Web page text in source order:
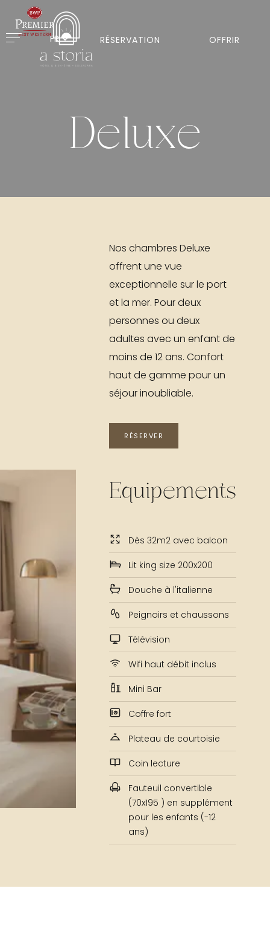
FR RÉSERVATION OFFRIR
Deluxe
Nos chambres Deluxe
offrent une vue
exceptionnelle sur le port
et la mer. Pour deux
personnes ou deux
adultes avec un enfant de
moins de 12 ans. Confort
haut de gamme pour un
séjour inoubliable.
RÉSERVER
Equipements
Dès 32m2 avec balcon
Lit king size 200x200
Douche à l'italienne
Peignoirs et chaussons
Télévision
Wifi haut débit inclus
Mini Bar
Coffre fort
Plateau de courtoisie
Coin lecture
Fauteuil convertible
(70x195 ) en supplément
pour les enfants (-12
ans)